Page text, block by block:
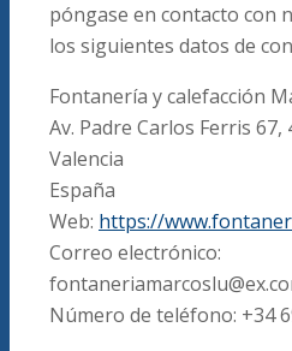
póngase en contacto con
los siguientes datos de
Fontanería y calefacción
Av. Padre Carlos Ferris 67,
Valencia
España
Web: https://
Correo electrónico:
fontaneriamarcoslu@
Número de teléfono: +34